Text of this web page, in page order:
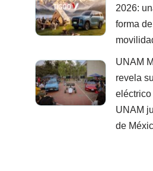
2026:
forma
UNAM
revela
UNAM
de